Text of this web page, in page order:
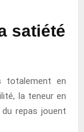
satiété
totalement en
la teneur en
repas jouent